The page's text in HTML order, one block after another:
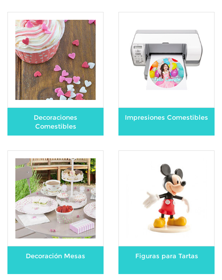
Decoraciones
Comestibles
Impresiones Comestibles
Decoración Mesas Figuras para Tartas